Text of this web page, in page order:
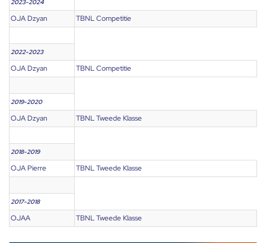
2023-2024
OJA Dzyan TBNL Competitie
2022-2023
OJA Dzyan TBNL Competitie
2019-2020
OJA Dzyan TBNL Tweede Klasse
2018-2019
OJA Pierre TBNL Tweede Klasse
2017-2018
OJAA TBNL Tweede Klasse